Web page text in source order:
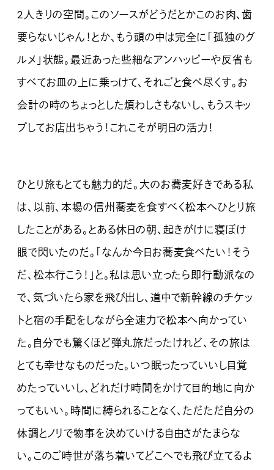
2人きりの空間。このソースがどうだとかこのお肉、歯
要らないじゃん！とか、もう頭の中は完全に「孤独のグ
ルメ」状態。最近あった些細なアンハッピーや反省も
すべてお皿の上に乗っけて、それごと食べ尽くす。お
会計の時のちょっとした煩わしさもないし、もうスキッ
プしてお店出ちゃう！これこそが明日の活力！
ひとり旅もとても魅力的だ。大のお蕎麦好きである私
は、以前、本場の信州蕎麦を食すべく松本へひとり旅
したことがある。とある休日の朝、起きがけに寝ぼけ
眼で閃いたのだ。「なんか今日お蕎麦食べたい！そう
だ、松本行こう！」と。私は思い立ったら即行動派なの
で、気づいたら家を飛び出し、道中で新幹線のチケッ
トと宿の手配をしながら全速力で松本へ向かってい
た。自分でも驚くほど弾丸旅だったけれど、その旅は
とても幸せなものだった。いつ眠ったっていいし目覚
めたっていいし、どれだけ時間をかけて目的地に向か
ってもいい。時間に縛られることなく、ただただ自分の
体調とノリで物事を決めていける自由さがたまらな
い。このご時世が落ち着いてどこへでも飛び立てるよ